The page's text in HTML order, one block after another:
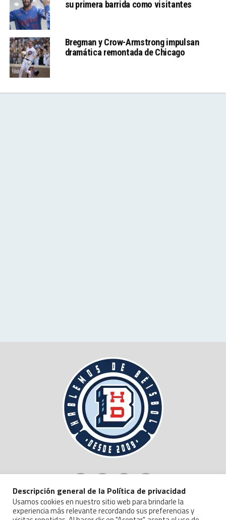
su primera barrida como visitantes
Bregman y Crow-Armstrong impulsan
dramática remontada de Chicago
Descripción general de la Política de privacidad
Usamos cookies en nuestro sitio web para brindarle la
experiencia más relevante recordando sus preferencias y